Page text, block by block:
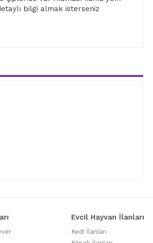
bilgi almak isterseniz
Evcil Hayvan İlanları
Kedi İlanları